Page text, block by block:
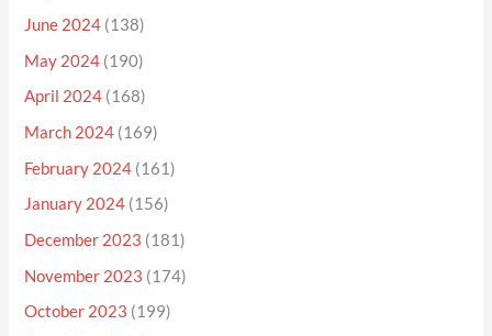
June 2024 (138)
May 2024 (190)
April 2024 (168)
March 2024 (169)
February 2024 (161)
January 2024 (156)
December 2023 (181)
November 2023 (174)
October 2023 (199)